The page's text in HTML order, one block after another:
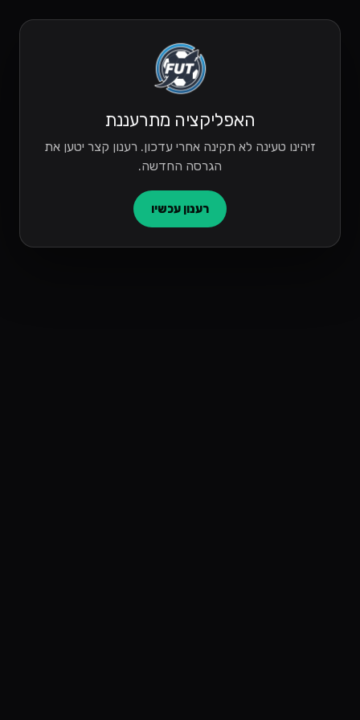
האפליקציה מתרעננת
זיהינו טעינה לא תקינה אחרי עדכון. רענון קצר יטען את
הגרסה החדשה.
רענון עכשיו